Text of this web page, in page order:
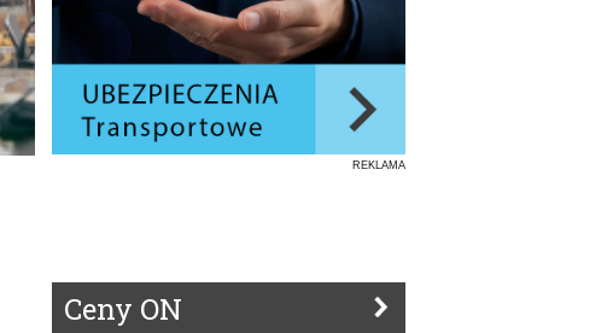
REKLAMA
Ceny ON